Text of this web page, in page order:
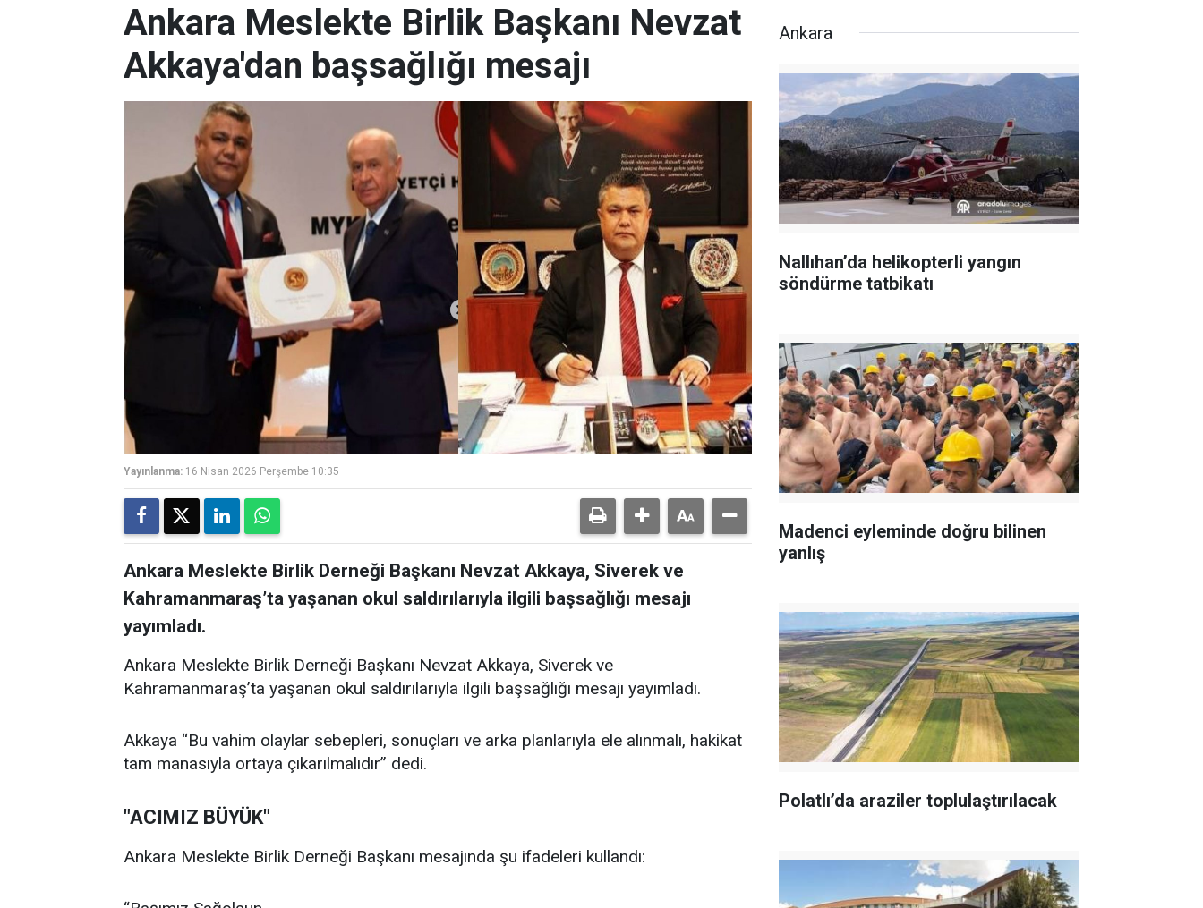
Ankara Meslekte Birlik Başkanı Nevzat
Akkaya'dan başsağlığı mesajı
Yayınlanma: 16 Nisan 2026 Perşembe 10:35
Ankara Meslekte Birlik Derneği Başkanı Nevzat Akkaya, Siverek ve
Kahramanmaraş’ta yaşanan okul saldırılarıyla ilgili başsağlığı mesajı
yayımladı.
Ankara Meslekte Birlik Derneği Başkanı Nevzat Akkaya, Siverek ve
Kahramanmaraş’ta yaşanan okul saldırılarıyla ilgili başsağlığı mesajı yayımladı.
Akkaya “Bu vahim olaylar sebepleri, sonuçları ve arka planlarıyla ele alınmalı, hakikat
tam manasıyla ortaya çıkarılmalıdır” dedi.
"ACIMIZ BÜYÜK"
Ankara Meslekte Birlik Derneği Başkanı mesajında şu ifadeleri kullandı:
Ankara
Nallıhan’da helikopterli yangın
söndürme tatbikatı
Madenci eyleminde doğru bilinen
yanlış
Polatlı’da araziler toplulaştırılacak